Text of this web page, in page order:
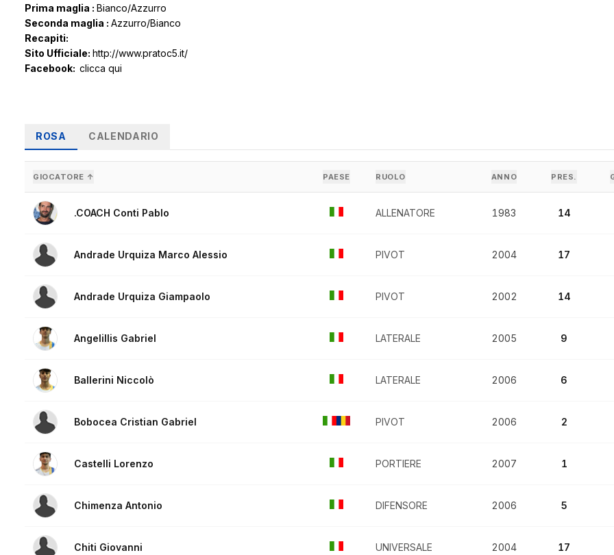
Prima maglia : Bianco/Azzurro
Seconda maglia : Azzurro/Bianco
Recapiti:
Sito Ufficiale: http://www.pratoc5.it/
Facebook: clicca qui
ROSA CALENDARIO
GIOCATORE ↑ PAESE RUOLO ANNO PRES.
.COACH Conti Pablo ALLENATORE 1983 14
Andrade Urquiza Marco Alessio PIVOT 2004 17
Andrade Urquiza Giampaolo PIVOT 2002 14
Angelillis Gabriel LATERALE 2005 9
Ballerini Niccolò LATERALE 2006 6
Bobocea Cristian Gabriel PIVOT 2006 2
Castelli Lorenzo PORTIERE 2007 1
Chimenza Antonio DIFENSORE 2006 5
Chiti Giovanni UNIVERSALE 2004 17